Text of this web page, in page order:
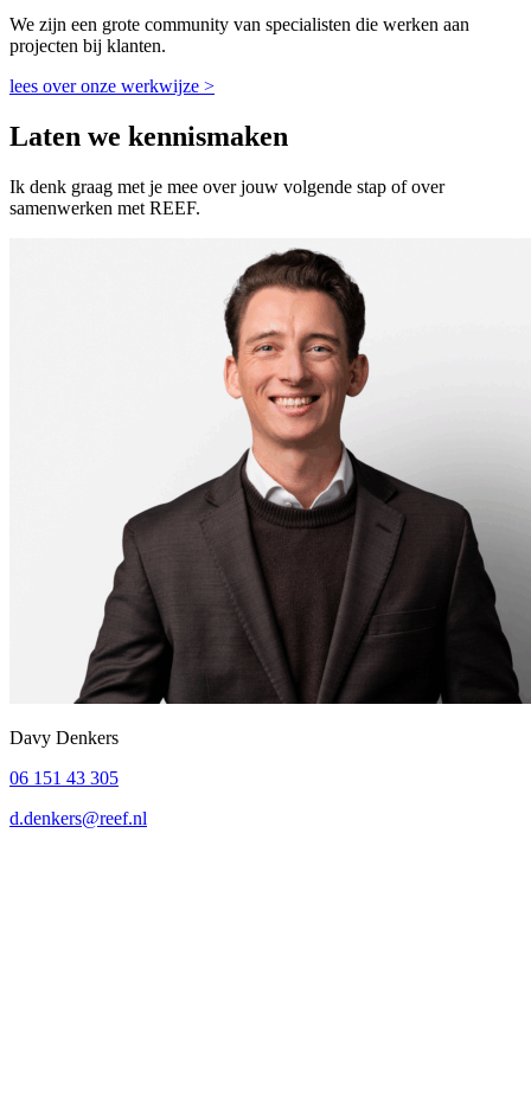
We zijn een grote community van specialisten die werken aan
projecten bij klanten.
lees over onze werkwijze >
Laten we kennismaken
Ik denk graag met je mee over jouw volgende stap of over
samenwerken met REEF.
Davy Denkers
06 151 43 305
d.denkers@reef.nl